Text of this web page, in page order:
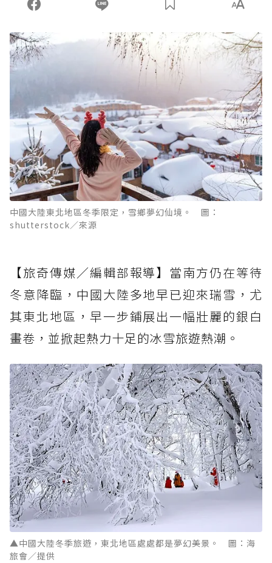
中國大陸東北地區冬季限定，雪鄉夢幻仙境。 圖：
shutterstock／來源
【旅奇傳媒／編輯部報導】當南方仍在等待
冬意降臨，中國大陸多地早已迎來瑞雪，尤
其東北地區，早一步鋪展出一幅壯麗的銀白
畫卷，並掀起熱力十足的冰雪旅遊熱潮。
▲中國大陸冬季旅遊，東北地區處處都是夢幻美景。 圖：海
旅會／提供